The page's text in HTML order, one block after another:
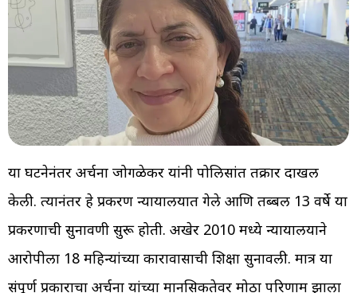
या घटनेनंतर अर्चना जोगळेकर यांनी पोलिसांत तक्रार दाखल
केली. त्यानंतर हे प्रकरण न्यायालयात गेले आणि तब्बल 13 वर्षे या
प्रकरणाची सुनावणी सुरू होती. अखेर 2010 मध्ये न्यायालयाने
आरोपीला 18 महिन्यांच्या कारावासाची शिक्षा सुनावली. मात्र या
संपूर्ण प्रकाराचा अर्चना यांच्या मानसिकतेवर मोठा परिणाम झाला